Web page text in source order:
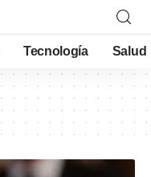
Tecnología Salud